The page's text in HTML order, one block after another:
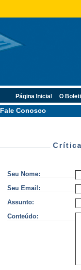
Fale Conosco
Seu Nome:
Seu Email:
Assunto:
Conteúdo:
Página Inicial O